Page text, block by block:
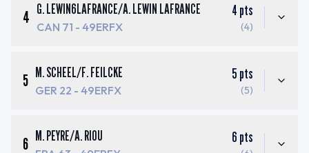
4 G. LEWIN6LAFRANCE/A. LEWIN LAFRANCE
CAN 71 - 49ERFX
4 pts
(4)
5 M. SCHEEL/F. FEILCKE
GER 22 - 49ERFX
5 pts
(5)
6 M. PEYRE/A. RIOU 6 pts